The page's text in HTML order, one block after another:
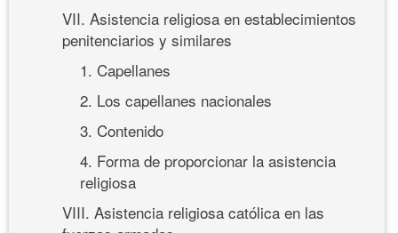
VII. Asistencia religiosa en establecimientos
penitenciarios y similares
1. Capellanes
2. Los capellanes nacionales
3. Contenido
4. Forma de proporcionar la asistencia
religiosa
VIII. Asistencia religiosa católica en las